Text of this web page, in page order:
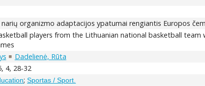
organizmo adaptacijos ypatumai rengiantis Europos
players from the Lithuanian national basketball
Dadelienė, Rūta
4, 28-32
;Sportas / Sport.